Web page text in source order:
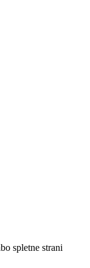
spletne strani